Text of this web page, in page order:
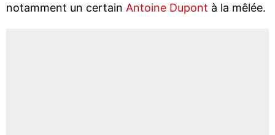
notamment un certain Antoine Dupont à la mêlée.